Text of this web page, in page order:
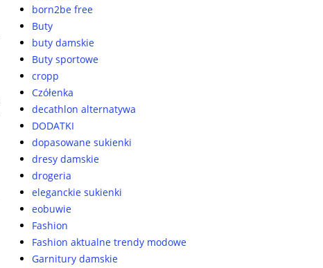
born2be free
Buty
buty damskie
Buty sportowe
cropp
Czółenka
decathlon alternatywa
DODATKI
dopasowane sukienki
dresy damskie
drogeria
eleganckie sukienki
eobuwie
Fashion
Fashion aktualne trendy modowe
Garnitury damskie